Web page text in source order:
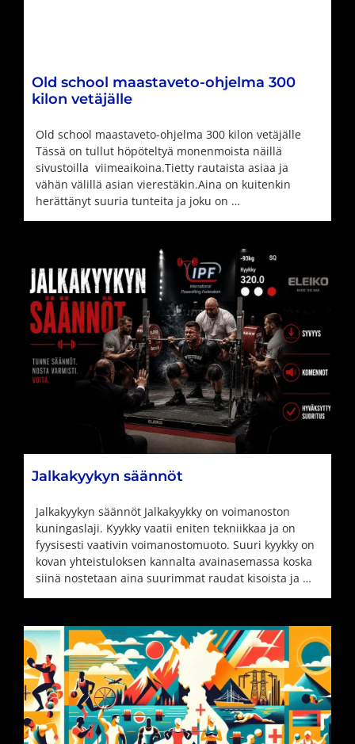
Old school maastaveto-ohjelma 300
kilon vetäjälle
Old school maastaveto-ohjelma 300 kilon vetäjälle
Tässä on tullut höpöteltyä monenmoista näillä
sivustoilla viimeaikoina.Tietty rautaista asiaa ja
vähän välillä asian vierestäkin.Aina on kuitenkin
herättänyt suuria tunteita ja joku on …
Jalkakyykyn säännöt
Jalkakyykyn säännöt Jalkakyykky on voimanoston
kuningaslaji. Kyykky vaatii eniten tekniikkaa ja on
fyysisesti vaativin voimanostomuoto. Suuri kyykky on
kovan yhteistuloksen kannalta avainasemassa koska
siinä nostetaan aina suurimmat raudat kisoista ja …